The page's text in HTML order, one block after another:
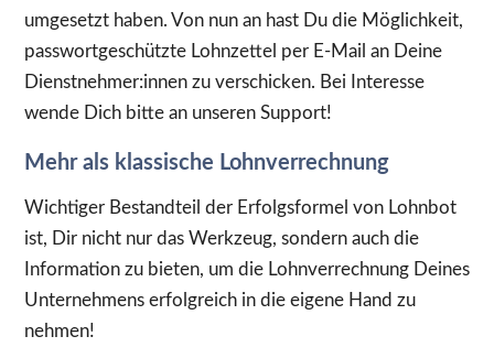
umgesetzt haben. Von nun an hast Du die Möglichkeit,
passwortgeschützte Lohnzettel per E-Mail an Deine
Dienstnehmer:innen zu verschicken. Bei Interesse
wende Dich bitte an unseren Support!
Mehr als klassische Lohnverrechnung
Wichtiger Bestandteil der Erfolgsformel von Lohnbot
ist, Dir nicht nur das Werkzeug, sondern auch die
Information zu bieten, um die Lohnverrechnung Deines
Unternehmens erfolgreich in die eigene Hand zu
nehmen!